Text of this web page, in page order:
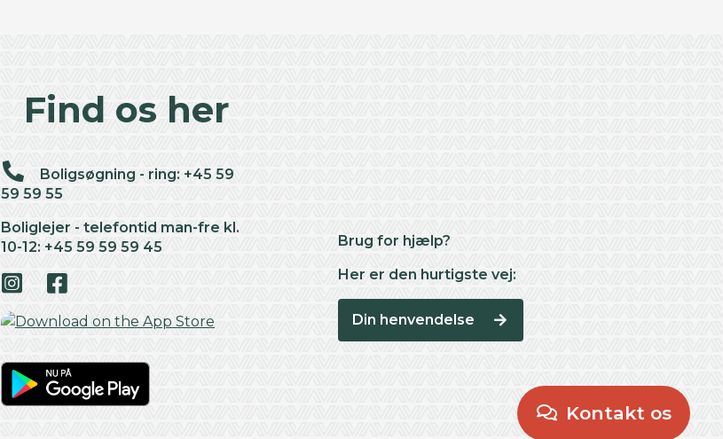
Find os her
Boligsøgning - ring: +45 59
59 59 55
Boliglejer - telefontid man-fre kl.
10-12: +45 59 59 59 45
Brug for hjælp?
Her er den hurtigste vej:
Din henvendelse
Kontakt os